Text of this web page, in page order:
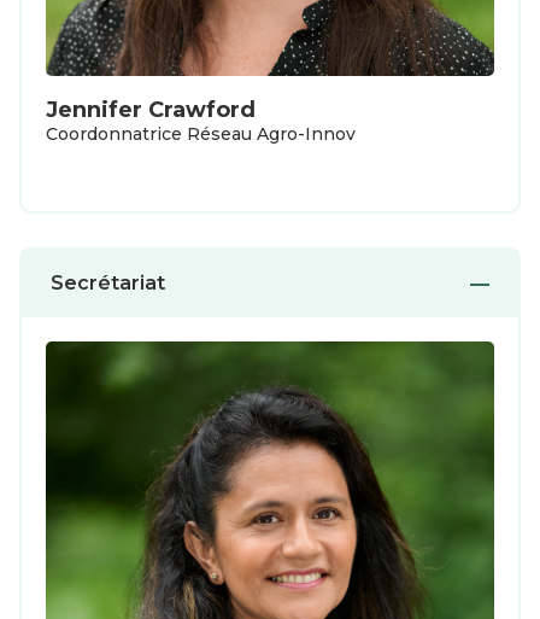
Jennifer Crawford
Coordonnatrice Réseau Agro-Innov
Secrétariat